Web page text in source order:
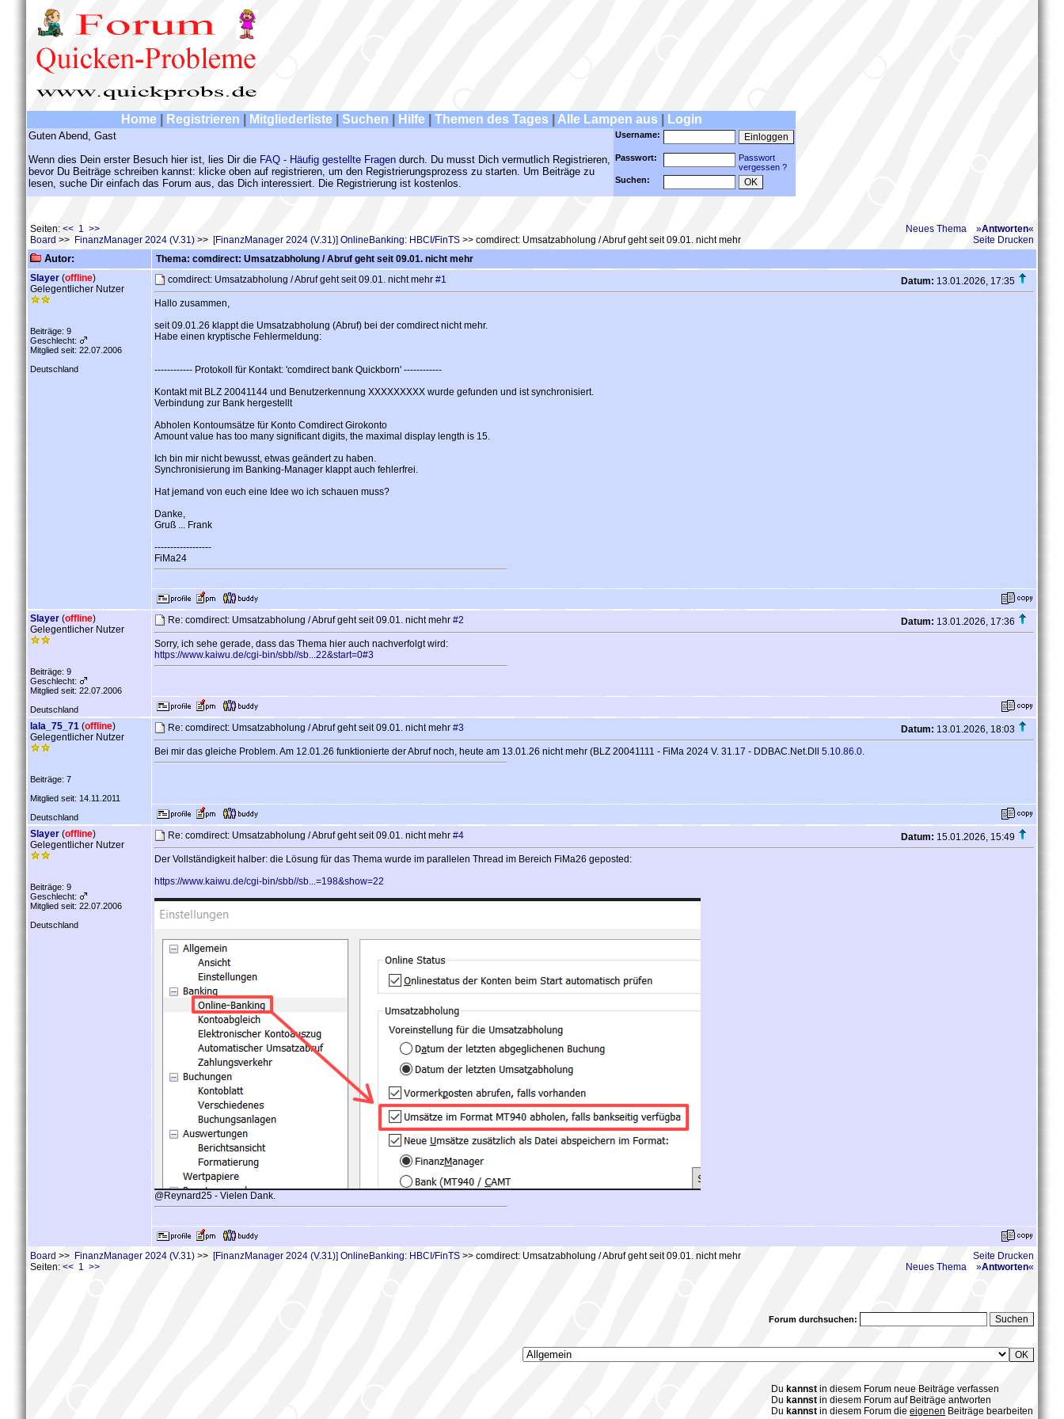
Home Registrieren Mitgliederliste Suchen Hilfe Themen des Tages Alle Lampen aus Login
Guten Abend, Gast
Wenn dies Dein erster Besuch hier ist, lies Dir die FAQ - Häufig gestellte Fragen durch. Du musst Dich vermutlich Registrieren,
bevor Du Beiträge schreiben kannst: klicke oben auf registrieren, um den Registrierungsprozess zu starten. Um Beiträge zu
lesen, suche Dir einfach das Forum aus, das Dich interessiert. Die Registrierung ist kostenlos.
Username:
Passwort:
Passwort
vergessen ?
Suchen:
Seiten: << 1 >>
Board >> FinanzManager 2024 (V.31) >> [FinanzManager 2024 (V.31)] OnlineBanking: HBCI/FinTS >> comdirect: Umsatzabholung / Abruf geht seit 09.01. nicht mehr
Neues Thema »Antworten«
Seite Drucken
Autor:
Thema: comdirect: Umsatzabholung / Abruf geht seit 09.01. nicht mehr
Slayer (offline)
Gelegentlicher Nutzer
Beiträge: 9
Geschlecht:
Mitglied seit: 22.07.2006
Deutschland
comdirect: Umsatzabholung / Abruf geht seit 09.01. nicht mehr #1 Datum: 13.01.2026, 17:35
Hallo zusammen,
seit 09.01.26 klappt die Umsatzabholung (Abruf) bei der comdirect nicht mehr.
Habe einen kryptische Fehlermeldung:
------------ Protokoll für Kontakt: 'comdirect bank Quickborn' ------------
Kontakt mit BLZ 20041144 und Benutzerkennung XXXXXXXXX wurde gefunden und ist synchronisiert.
Verbindung zur Bank hergestellt
Abholen Kontoumsätze für Konto Comdirect Girokonto
Amount value has too many significant digits, the maximal display length is 15.
Ich bin mir nicht bewusst, etwas geändert zu haben.
Synchronisierung im Banking-Manager klappt auch fehlerfrei.
Hat jemand von euch eine Idee wo ich schauen muss?
Danke,
Gruß ... Frank
------------------
FiMa24
Slayer (offline)
Gelegentlicher Nutzer
Beiträge: 9
Geschlecht:
Mitglied seit: 22.07.2006
Deutschland
Re: comdirect: Umsatzabholung / Abruf geht seit 09.01. nicht mehr #2 Datum: 13.01.2026, 17:36
Sorry, ich sehe gerade, dass das Thema hier auch nachverfolgt wird:
https://www.kaiwu.de/cgi-bin/sbb//sb...22&start=0#3
lala_75_71 (offline)
Gelegentlicher Nutzer
Beiträge: 7
Mitglied seit: 14.11.2011
Deutschland
Re: comdirect: Umsatzabholung / Abruf geht seit 09.01. nicht mehr #3 Datum: 13.01.2026, 18:03
Bei mir das gleiche Problem. Am 12.01.26 funktionierte der Abruf noch, heute am 13.01.26 nicht mehr (BLZ 20041111 - FiMa 2024 V. 31.17 - DDBAC.Net.Dll 5.10.86.0.
Slayer (offline)
Gelegentlicher Nutzer
Beiträge: 9
Geschlecht:
Mitglied seit: 22.07.2006
Deutschland
Re: comdirect: Umsatzabholung / Abruf geht seit 09.01. nicht mehr #4 Datum: 15.01.2026, 15:49
Der Vollständigkeit halber: die Lösung für das Thema wurde im parallelen Thread im Bereich FiMa26 geposted:
https://www.kaiwu.de/cgi-bin/sbb//sb...=198&show=22
@Reynard25 - Vielen Dank.
Board >> FinanzManager 2024 (V.31) >> [FinanzManager 2024 (V.31)] OnlineBanking: HBCI/FinTS >> comdirect: Umsatzabholung / Abruf geht seit 09.01. nicht mehr
Seiten: << 1 >>
Seite Drucken
Neues Thema
»Antworten«
Forum durchsuchen:
Du kannst in diesem Forum neue Beiträge verfassen
Du kannst in diesem Forum auf Beiträge antworten
Du kannst in diesem Forum die eigenen Beiträge bearbeiten